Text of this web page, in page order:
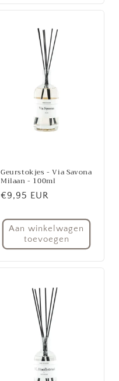
Geurstokjes - Via Savona
Milaan - 100ml
Normale
€9,95 EUR
Aan winkelwagen
toevoegen